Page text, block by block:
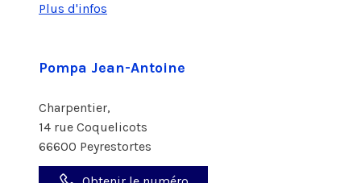
Plus d'infos
Pompa Jean-Antoine
Charpentier,
14 rue Coquelicots
66600 Peyrestortes